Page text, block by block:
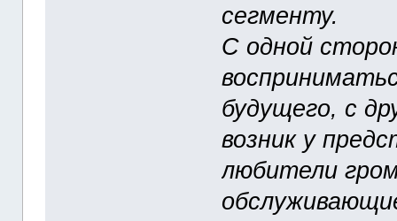
сегменту.
С одной
будущего, с
возник у
любители